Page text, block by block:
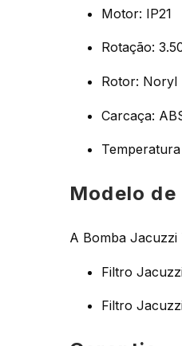
Motor: IP21
Rotação:
Rotor: Noryl
Carcaça:
Modelo
A Bomba Jacuzzi
Filtro
Filtro